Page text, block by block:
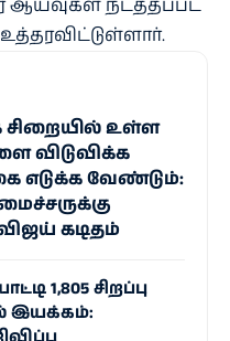
ஆய்வுகள் நடத்தப்பட
உள்ள
விடுவிக்க
எடுக்க வேண்டும்:
கடிதம்
1,805 சிறப்பு
இயக்கம்: